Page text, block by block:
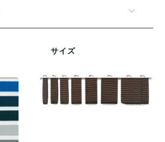
サイズ